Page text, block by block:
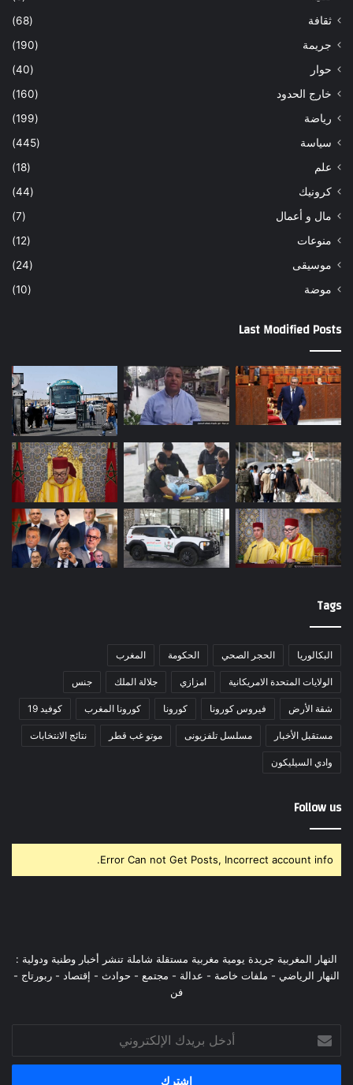
ثقافة
(68)
جريمة
(190)
حوار
(40)
خارج الحدود
(160)
رياضة
(199)
سياسة
(445)
علم
(18)
كرونيك
(44)
مال و أعمال
(7)
منوعات
(12)
موسيقى
(24)
موضة
(10)
Last Modified Posts
Tags
البكالوريا الحجر الصحي الحكومة المغرب
الولايات المتحدة الامريكانية امزازي جلالة الملك جنس
شقة الأرض فيروس كورونا كورونا كورونا المغرب كوفيد 19
مستقبل الأخبار مسلسل تلفزيونى موتو غب قطر نتائج الانتخابات
وادي السيليكون
Follow us
Error Can not Get Posts, Incorrect account info.
النهار المغربية جريدة يومية مغربية مستقلة شاملة تنشر أخبار وطنية ودولية :
النهار الرياضي - ملفات خاصة - عدالة - مجتمع - حوادث - إقتصاد - ربورتاج -
فن
بريدك
الإلكتروني